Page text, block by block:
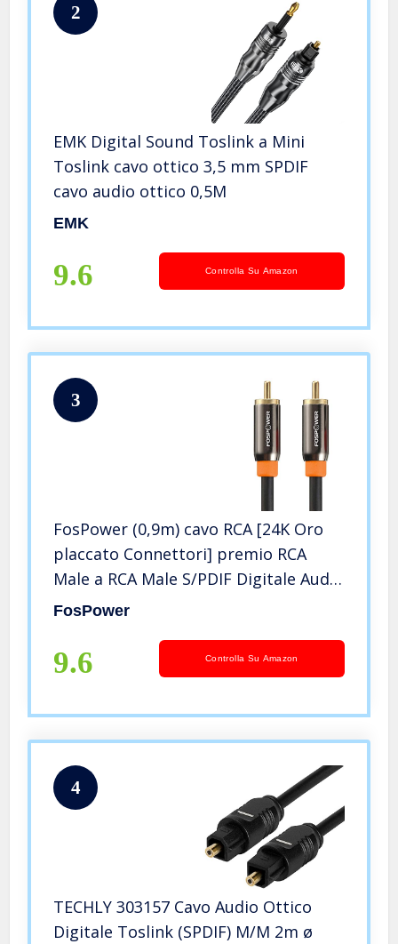
2
EMK Digital Sound Toslink a Mini
Toslink cavo ottico 3,5 mm SPDIF
cavo audio ottico 0,5M
EMK
9.6 Controlla Su Amazon
3
FosPower (0,9m) cavo RCA [24K Oro
placcato Connettori] premio RCA
Male a RCA Male S/PDIF Digitale Audio
Coax Cable per Home Theater, HDTV,
FosPower
9.6 Controlla Su Amazon
4
TECHLY 303157 Cavo Audio Ottico
Digitale Toslink (SPDIF) M/M 2m ø